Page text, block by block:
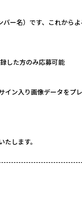
ー名）です、これからよ
した方のみ応募可能
ン入り画像データをプレ
します。